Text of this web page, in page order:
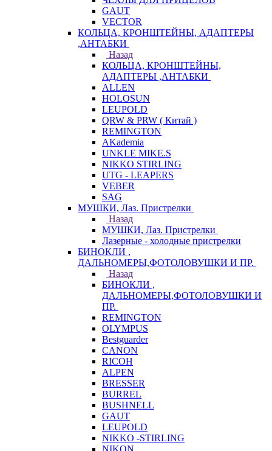
GAUT
VECTOR
КОЛЬЦА, КРОНШТЕЙНЫ, АДАПТЕРЫ
,АНТАБКИ
Назад
КОЛЬЦА, КРОНШТЕЙНЫ,
АДАПТЕРЫ ,АНТАБКИ
ALLEN
HOLOSUN
LEUPOLD
QRW & PRW ( Китай )
REMINGTON
AKademia
UNKLE MIKE.S
NIKKO STIRLING
UTG - LEAPERS
VEBER
SAG
МУШКИ, Лаз. Пристрелки
Назад
МУШКИ, Лаз. Пристрелки
Лазерные - холодные пристрелки
БИНОКЛИ ,
ДАЛЬНОМЕРЫ,ФОТОЛОВУШКИ И ПР.
Назад
БИНОКЛИ ,
ДАЛЬНОМЕРЫ,ФОТОЛОВУШКИ И
ПР.
REMINGTON
OLYMPUS
Bestguarder
CANON
RICOH
ALPEN
BRESSER
BURREL
BUSHNELL
GAUT
LEUPOLD
NIKKO -STIRLING
NIKON